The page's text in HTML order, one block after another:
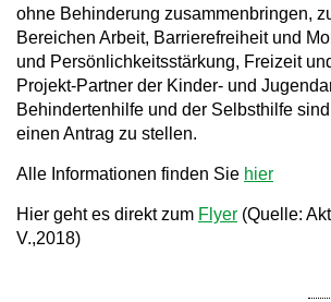
ohne Behinderung zusammenbringen,
Bereichen Arbeit, Barrierefreiheit und
und Persönlichkeitsstärkung, Freizeit
Projekt-Partner der Kinder- und
Behindertenhilfe und der Selbsthilfe
einen Antrag zu stellen.
Alle Informationen finden Sie hier
Hier geht es direkt zum Flyer (Quelle:
V.,2018)